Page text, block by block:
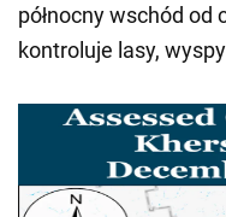
północny wschód
kontroluje lasy,